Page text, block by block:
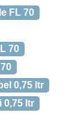
FL 70
70
0,75 ltr
0,75 ltr